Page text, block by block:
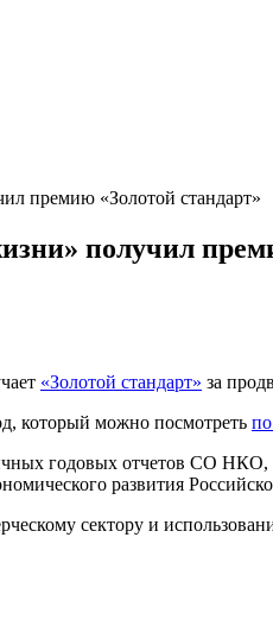
премию «Золотой стандарт»
получил
«Золотой стандарт» за
который можно посмотреть
годовых отчетов СО
развития
сектору и